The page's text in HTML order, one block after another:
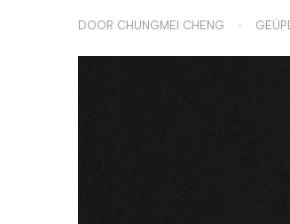
DOOR CHUNGMEI CHENG